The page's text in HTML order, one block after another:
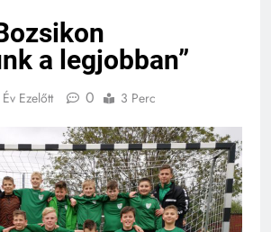
a legjobban”
Ezelőtt 0 3 Perc